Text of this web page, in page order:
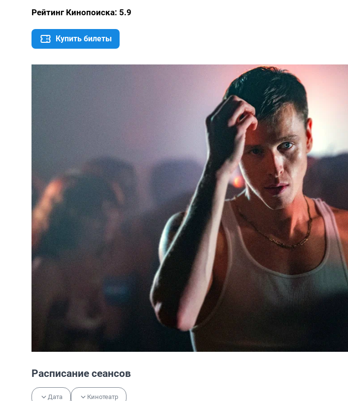
Рейтинг Кинопоиска: 5.9
Купить билеты
Расписание сеансов
Дата Кинотеатр